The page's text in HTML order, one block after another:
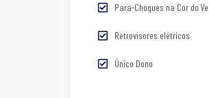
Para-Choques na Cor do
Retrovisores elétricos
Único Dono